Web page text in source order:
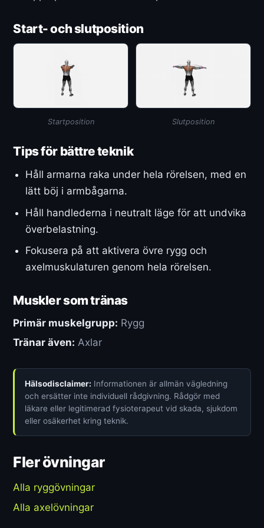
Start- och slutposition
Startposition Slutposition
Tips för bättre teknik
Håll armarna raka under hela rörelsen, med en
lätt böj i armbågarna.
Håll handlederna i neutralt läge för att undvika
överbelastning.
Fokusera på att aktivera övre rygg och
axelmuskulaturen genom hela rörelsen.
Muskler som tränas
Primär muskelgrupp: Rygg
Tränar även: Axlar
Hälsodisclaimer: Informationen är allmän vägledning
och ersätter inte individuell rådgivning. Rådgör med
läkare eller legitimerad fysioterapeut vid skada, sjukdom
eller osäkerhet kring teknik.
Fler övningar
Alla ryggövningar
Alla axelövningar